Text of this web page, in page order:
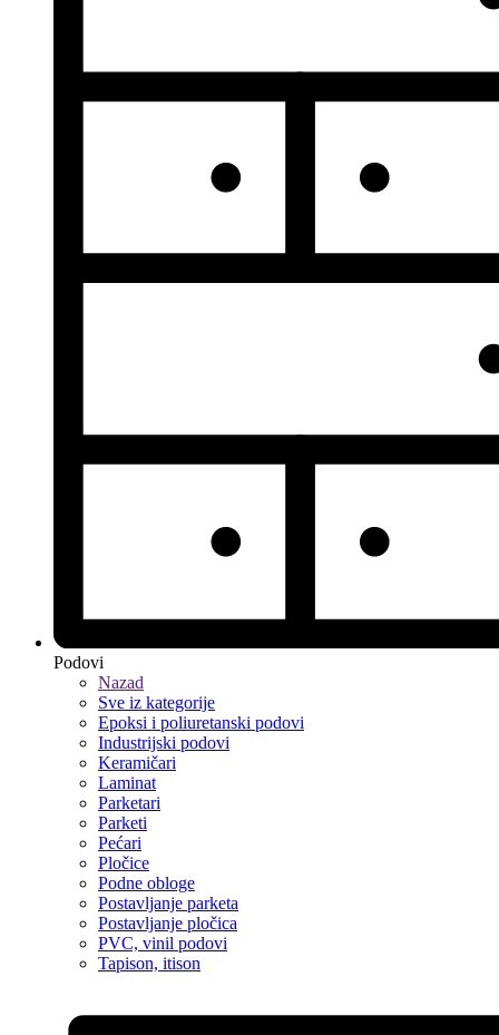
Podovi
Nazad
Sve iz kategorije
Epoksi i poliuretanski podovi
Industrijski podovi
Keramičari
Laminat
Parketari
Parketi
Pećari
Pločice
Podne obloge
Postavljanje parketa
Postavljanje pločica
PVC, vinil podovi
Tapison, itison